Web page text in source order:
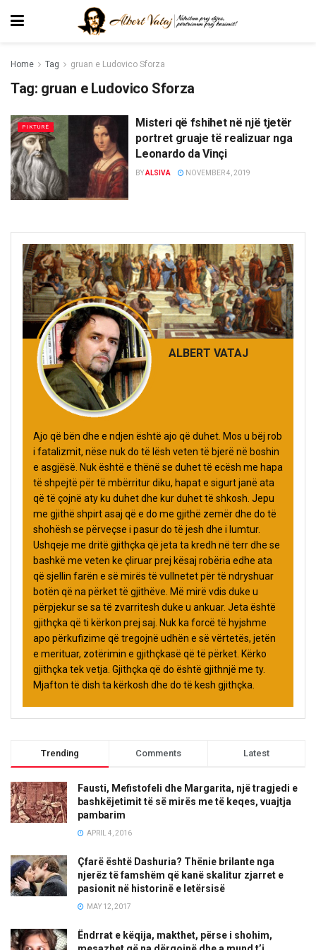
Home Tag gruan e Ludovico Sforza
Tag: gruan e Ludovico Sforza
PIKTURË
Misteri që fshihet në një tjetër
portret gruaje të realizuar nga
Leonardo da Vinçi
BYALSIVA NOVEMBER 4, 2019
ALBERT VATAJ
Ajo që bën dhe e ndjen është ajo që duhet. Mos u bëj rob
i fatalizmit, nëse nuk do të lësh veten të bjerë në boshin
e asgjësë. Nuk është e thënë se duhet të ecësh me hapa
të shpejtë për të mbërritur diku, hapat e sigurt janë ata
që të çojnë aty ku duhet dhe kur duhet të shkosh. Jepu
me gjithë shpirt asaj që e do me gjithë zemër dhe do të
shohësh se përveçse i pasur do të jesh dhe i lumtur.
Ushqeje me dritë gjithçka që jeta ta kredh në terr dhe se
bashkë me veten ke çliruar prej kësaj robëria edhe ata
që sjellin farën e së mirës të vullnetet për të ndryshuar
botën që na përket të gjithëve. Më mirë vdis duke u
përpjekur se sa të zvarritesh duke u ankuar. Jeta është
gjithçka që ti kërkon prej saj. Nuk ka forcë të hyjshme
apo përkufizime që tregojnë udhën e së vërtetës, jetën
e merituar, zotërimin e gjithçkasë që të përket. Kërko
gjithçka tek vetja. Gjithçka që do është gjithnjë me ty.
Mjafton të dish ta kërkosh dhe do të kesh gjithçka.
Trending Comments Latest
Fausti, Mefistofeli dhe Margarita, një tragjedi e
bashkëjetimit të së mirës me të keqes, vuajtja
pambarim
APRIL 4, 2016
Çfarë është Dashuria? Thënie brilante nga
njerëz të famshëm që kanë skalitur zjarret e
pasionit në historinë e letërsisë
MAY 12, 2017
Ëndrrat e këqija, makthet, përse i shohim,